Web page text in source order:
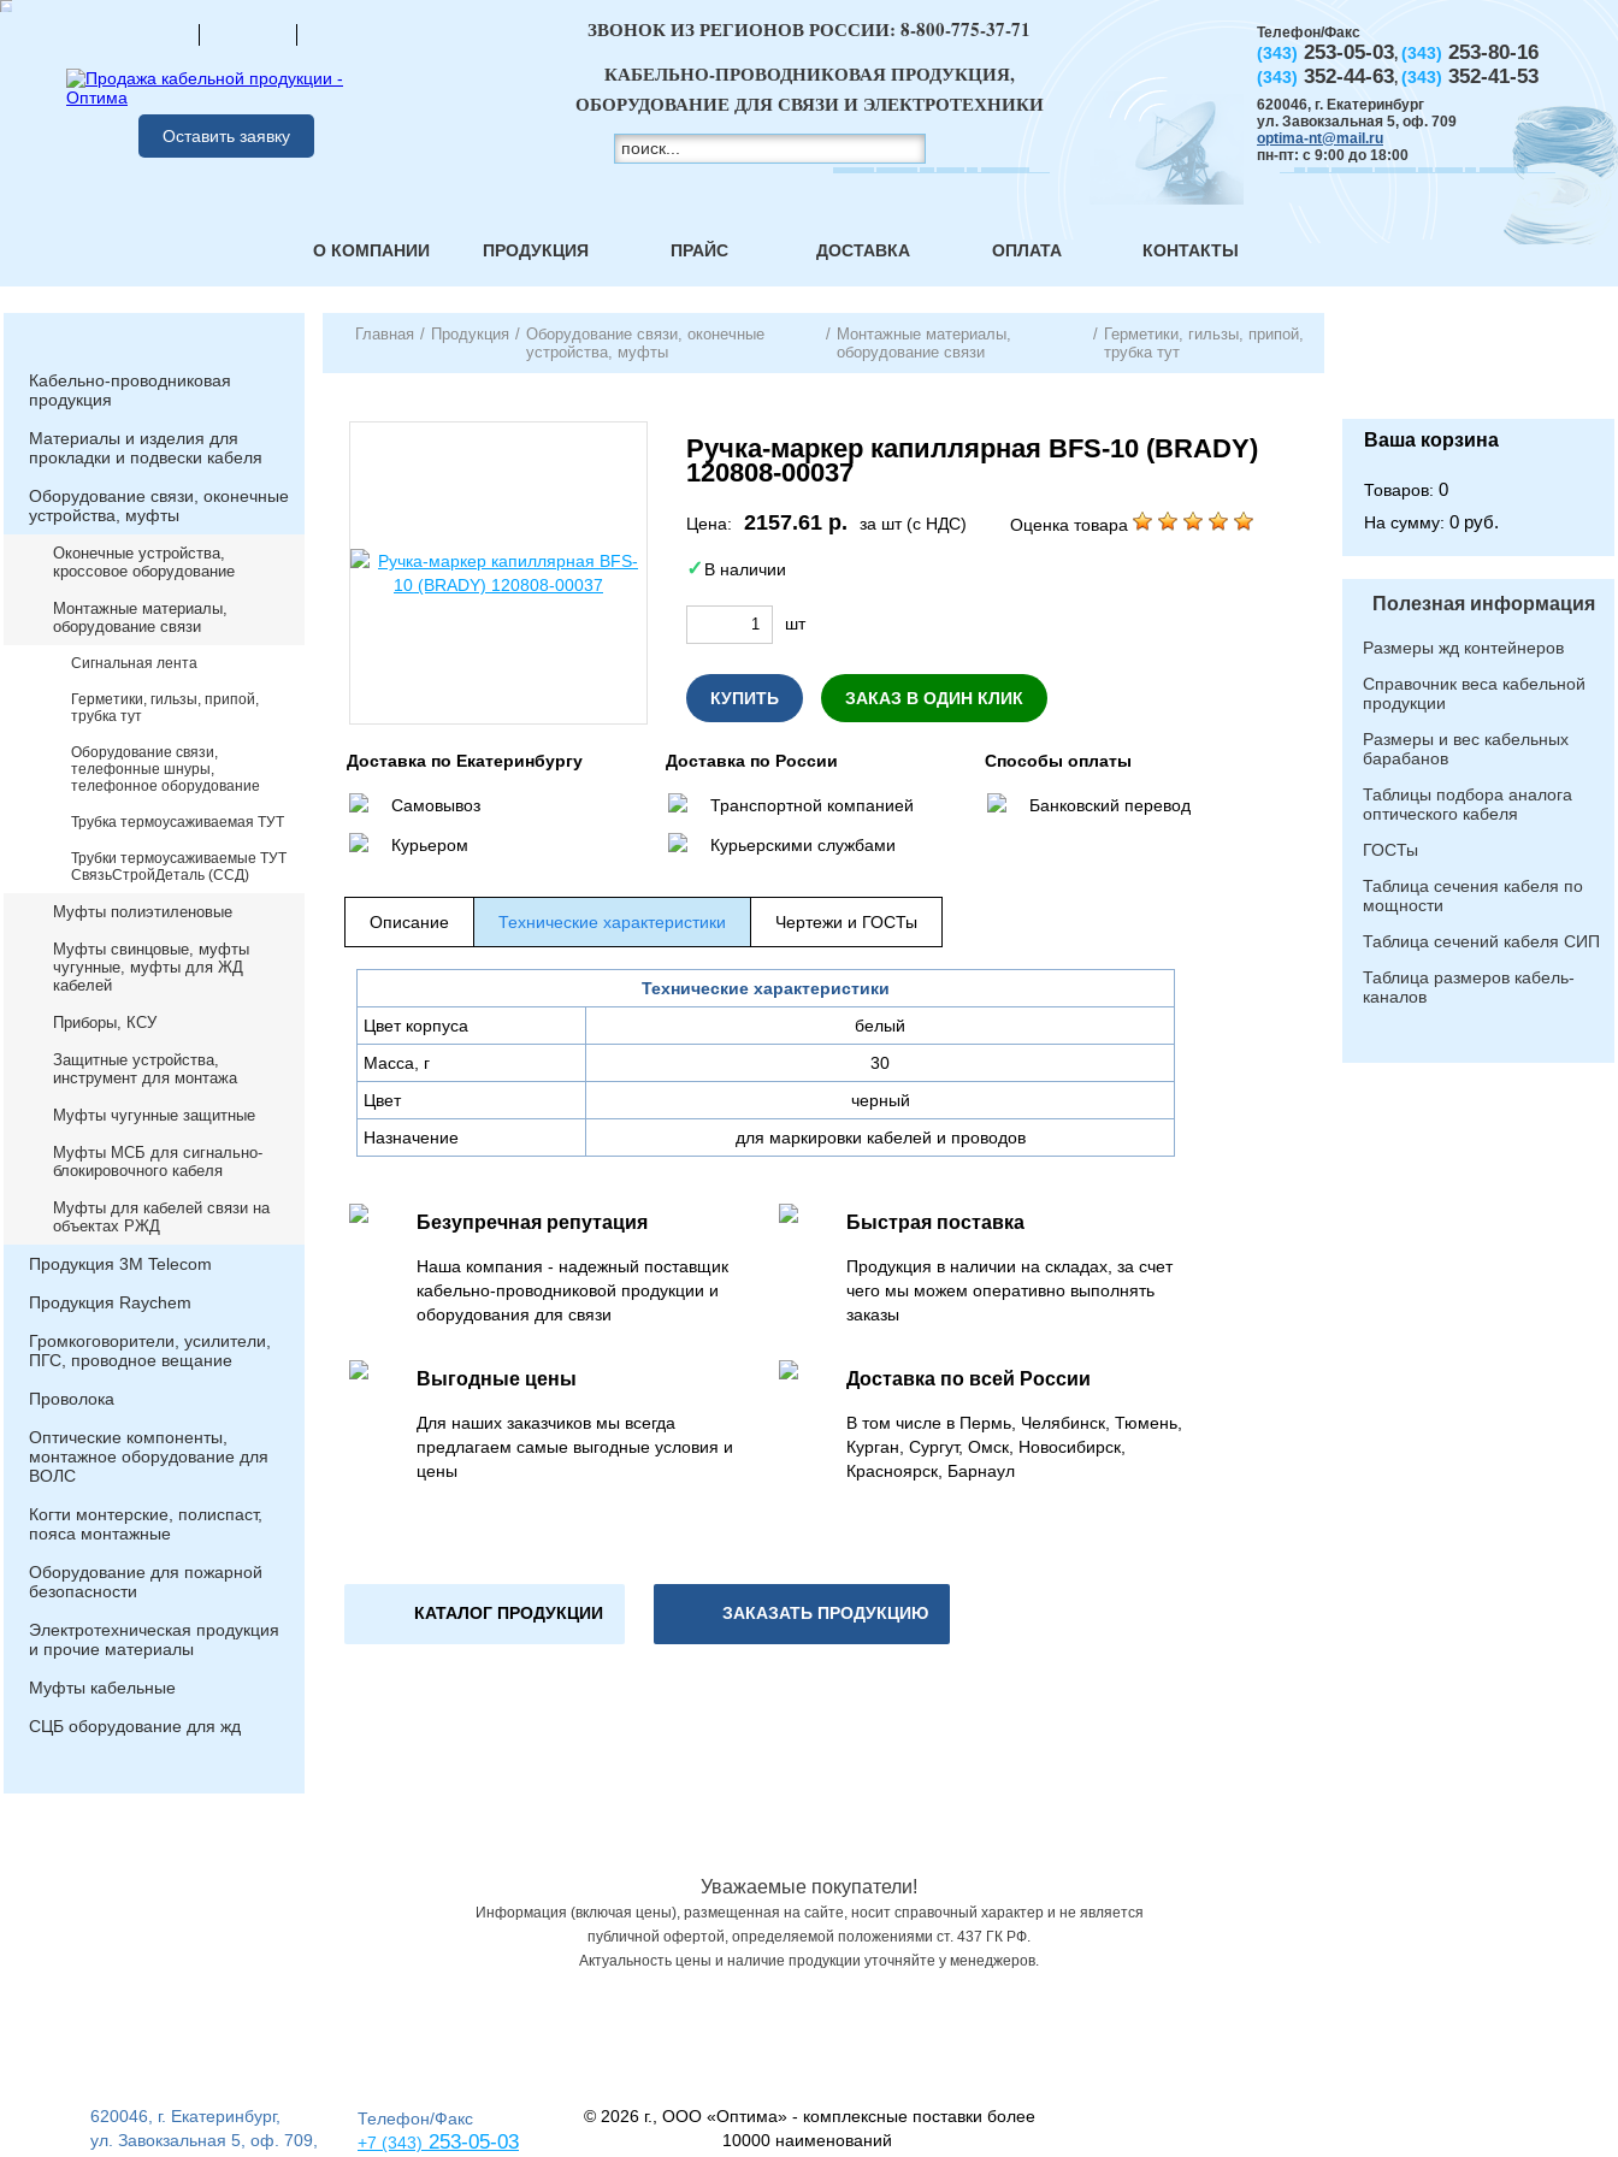
Оставить заявку
Телефон/Факс
(343) 253-05-03, (343) 253-80-16
(343) 352-44-63, (343) 352-41-53
620046, г. Екатеринбург
ул. Завокзальная 5, оф. 709
optima-nt@mail.ru
пн-пт: с 9:00 до 18:00
ЗВОНОК ИЗ РЕГИОНОВ РОССИИ: 8-800-775-37-71
КАБЕЛЬНО-ПРОВОДНИКОВАЯ ПРОДУКЦИЯ,
ОБОРУДОВАНИЕ ДЛЯ СВЯЗИ И ЭЛЕКТРОТЕХНИКИ
О КОМПАНИИ ПРОДУКЦИЯ ПРАЙС ДОСТАВКА ОПЛАТА КОНТАКТЫ
Кабельно-проводниковая
продукция
Материалы и изделия для
прокладки и подвески кабеля
Оборудование связи, оконечные
устройства, муфты
Оконечные устройства,
кроссовое оборудование
Монтажные материалы,
оборудование связи
Сигнальная лента
Герметики, гильзы, припой,
трубка тут
Оборудование связи,
телефонные шнуры,
телефонное оборудование
Трубка термоусаживаемая ТУТ
Трубки термоусаживаемые ТУТ
СвязьСтройДеталь (ССД)
Муфты полиэтиленовые
Муфты свинцовые, муфты
чугунные, муфты для ЖД
кабелей
Приборы, КСУ
Защитные устройства,
инструмент для монтажа
Муфты чугунные защитные
Муфты МСБ для сигнально-
блокировочного кабеля
Муфты для кабелей связи на
объектах РЖД
Продукция 3М Telecom
Продукция Raychem
Громкоговорители, усилители,
ПГС, проводное вещание
Проволока
Оптические компоненты,
монтажное оборудование для
ВОЛС
Когти монтерские, полиспаст,
пояса монтажные
Оборудование для пожарной
безопасности
Электротехническая продукция
и прочие материалы
Муфты кабельные
СЦБ оборудование для жд
Главная / Продукция / Оборудование связи, оконечные
устройства, муфты
/ Монтажные материалы,
оборудование связи
/ Герметики, гильзы, припой,
трубка тут
Ручка-маркер капиллярная BFS-10 (BRADY)
120808-00037
Цена: 2157.61 р. за шт (с НДС) Оценка товара
В наличии
шт
КУПИТЬ ЗАКАЗ В ОДИН КЛИК
Доставка по Екатеринбургу
Самовывоз
Курьером
Доставка по России
Транспортной компанией
Курьерскими службами
Способы оплаты
Банковский перевод
Описание Технические характеристики Чертежи и ГОСТы
Технические характеристики
Цвет корпуса
белый
Масса, г
30
Цвет
черный
Назначение
для маркировки кабелей и проводов
Безупречная репутация
Наша компания - надежный поставщик
кабельно-проводниковой продукции и
оборудования для связи
Быстрая поставка
Продукция в наличии на складах, за счет
чего мы можем оперативно выполнять
заказы
Выгодные цены
Для наших заказчиков мы всегда
предлагаем самые выгодные условия и
цены
Доставка по всей России
В том числе в Пермь, Челябинск, Тюмень,
Курган, Сургут, Омск, Новосибирск,
Красноярск, Барнаул
КАТАЛОГ ПРОДУКЦИИ ЗАКАЗАТЬ ПРОДУКЦИЮ
Ваша корзина
Товаров: 0
На сумму: 0 руб.
Полезная информация
Размеры жд контейнеров
Справочник веса кабельной
продукции
Размеры и вес кабельных
барабанов
Таблицы подбора аналога
оптического кабеля
ГОСТы
Таблица сечения кабеля по
мощности
Таблица сечений кабеля СИП
Таблица размеров кабель-
каналов
Уважаемые покупатели!
Информация (включая цены), размещенная на сайте, носит справочный характер и не является
публичной офертой, определяемой положениями ст. 437 ГК РФ.
Актуальность цены и наличие продукции уточняйте у менеджеров.
620046, г. Екатеринбург,
ул. Завокзальная 5, оф. 709,
Телефон/Факс
+7 (343) 253-05-03
© 2026 г., ООО «Оптима» - комплексные поставки более
10000 наименований